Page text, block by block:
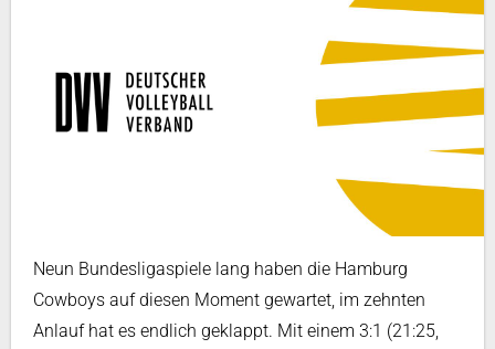
Neun Bundesligaspiele lang haben die Hamburg
Cowboys auf diesen Moment gewartet, im zehnten
Anlauf hat es endlich geklappt. Mit einem 3:1 (21:25,